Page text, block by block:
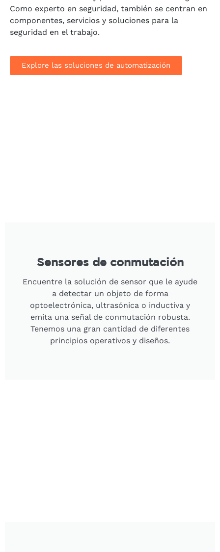
Como experto en seguridad, también se centran en
componentes, servicios y soluciones para la
seguridad en el trabajo.
Explore las soluciones de automatización
Sensores de conmutación
Encuentre la solución de sensor que le ayude
a detectar un objeto de forma
optoelectrónica, ultrasónica o inductiva y
emita una señal de conmutación robusta.
Tenemos una gran cantidad de diferentes
principios operativos y diseños.